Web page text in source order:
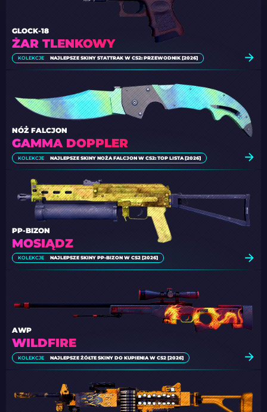
ŻAR TLENKOWY
GLOCK-18
KOLEKCJE NAJLEPSZE SKINY STATTRAK W CS2: PRZEWODNIK [2026]
GAMMA DOPPLER
NÓŻ FALCJON
KOLEKCJE NAJLEPSZE SKINY NOŻA FALCJON W CS2: TOP LISTA [2026]
MOSIĄDZ
PP-BIZON
KOLEKCJE NAJLEPSZE SKINY PP-BIZON W CS2 [2026]
WILDFIRE
AWP
KOLEKCJE NAJLEPSZE ŻÓŁTE SKINY DO KUPIENIA W CS2 [2026]